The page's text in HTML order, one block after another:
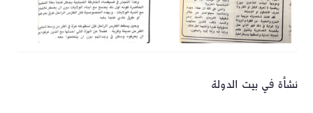
نشأة في بيت الدولة